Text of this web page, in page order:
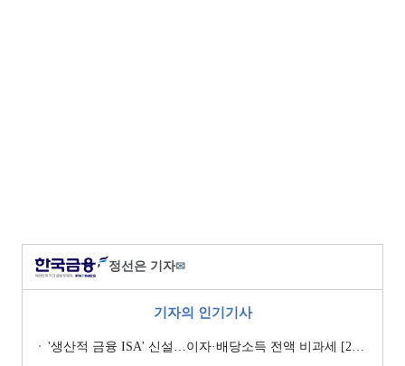
정선은 기자✉
기자의 인기기사
'생산적 금융 ISA' 신설…이자·배당소득 전액 비과세 [2026 세제개편안]